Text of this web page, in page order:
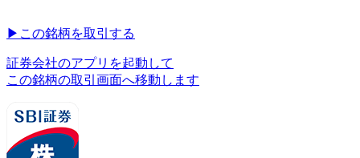
▶︎ この銘柄を取引する
証券会社のアプリを起動して
この銘柄の取引画面へ移動します